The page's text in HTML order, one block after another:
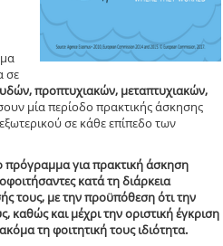
σε
προπτυχιακών, μεταπτυχιακών,
μία περίοδο πρακτικής άσκησης
σε κάθε επίπεδο των
πρόγραμμα για πρακτική άσκηση
κατά τη διάρκεια
τους, με την προϋπόθεση ότι την
καθώς και μέχρι την οριστική έγκριση
τη φοιτητική τους ιδιότητα.